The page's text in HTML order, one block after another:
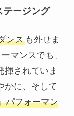
テージング
ンスも外せま
マンスでも、
揮されていま
かに、そして
パフォーマン